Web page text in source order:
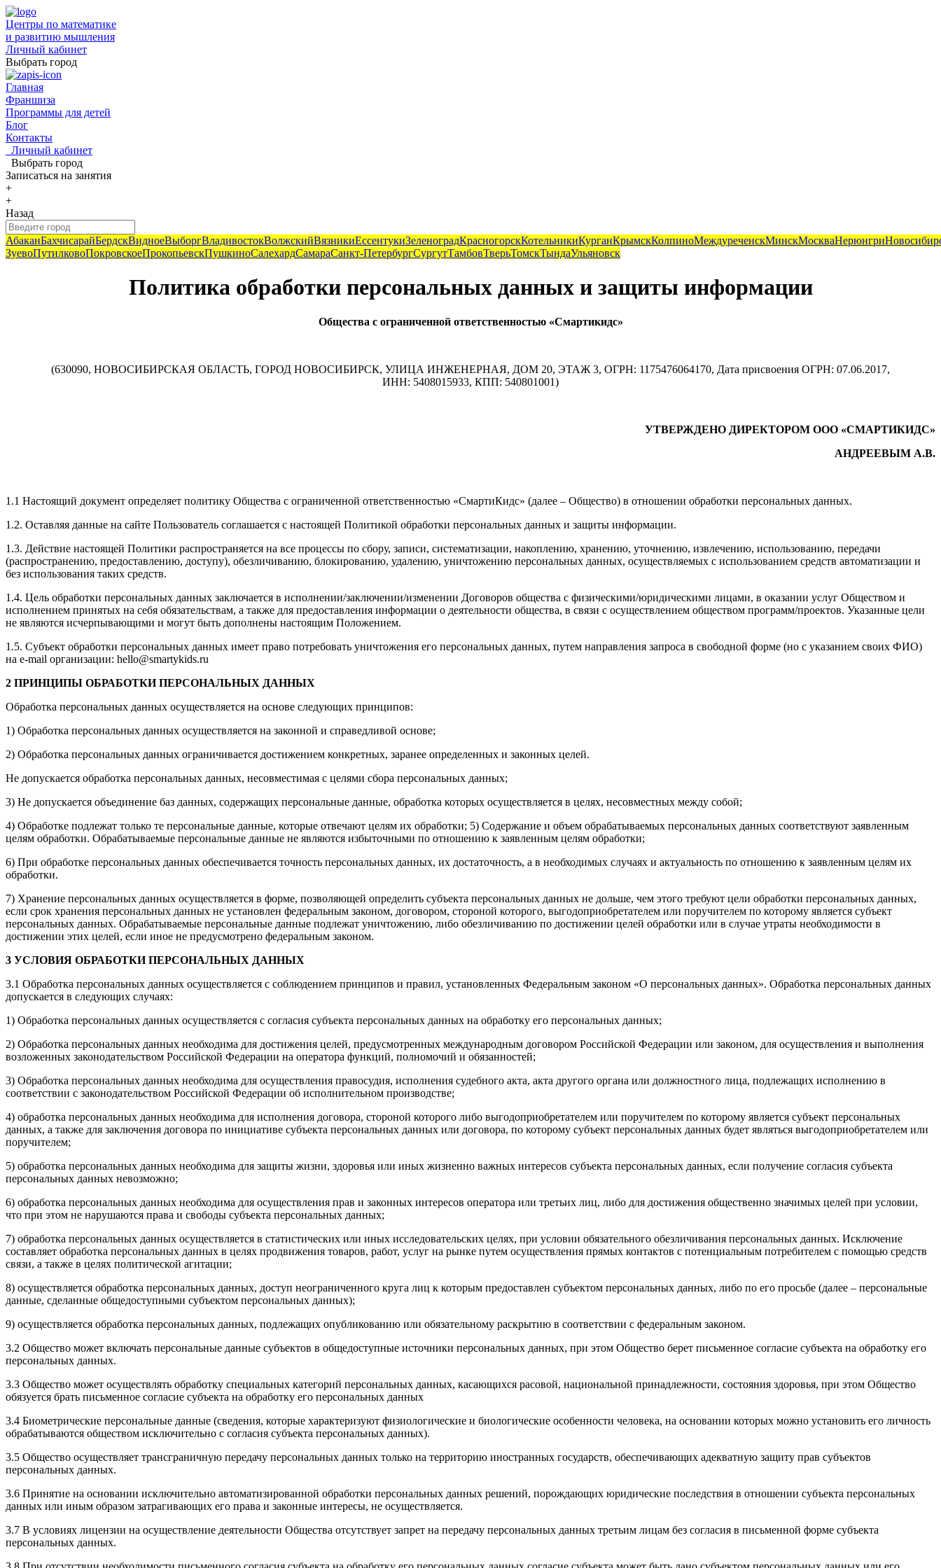
Центры по математике
и развитию мышления
Личный кабинет
Выбрать город
Главная
Франшиза
Программы для детей
Блог
Контакты
Личный кабинет
Выбрать город
Записаться на занятия
+
+
Назад
АбаканБахчисарайБердскВидноеВыборгВладивостокВолжскийВязникиЕссентукиЗеленоградКрасногорскКотельникиКурганКрымскКолпиноМеждуреченскМинскМоскваНерюнгри
ЗуевоПутилковоПокровскоеПрокопьевскПушкиноСалехардСамараСанкт-ПетербургСургутТамбовТверьТомскТындаУльяновск
Политика обработки персональных данных и защиты информации
Общества с ограниченной ответственностью «Смартикидс»
(630090, НОВОСИБИРСКАЯ ОБЛАСТЬ, ГОРОД НОВОСИБИРСК, УЛИЦА ИНЖЕНЕРНАЯ, ДОМ 20, ЭТАЖ 3, ОГРН: 1175476064170, Дата присвоения ОГРН: 07.06.2017,
ИНН: 5408015933, КПП: 540801001)
УТВЕРЖДЕНО ДИРЕКТОРОМ ООО «СМАРТИКИДС»
АНДРЕЕВЫМ А.В.
1.1 Настоящий документ определяет политику Общества с ограниченной ответственностью «СмартиКидс» (далее – Общество) в отношении обработки персональных данных.
1.2. Оставляя данные на сайте Пользователь соглашается с настоящей Политикой обработки персональных данных и защиты информации.
1.3. Действие настоящей Политики распространяется на все процессы по сбору, записи, систематизации, накоплению, хранению, уточнению, извлечению, использованию, передачи
(распространению, предоставлению, доступу), обезличиванию, блокированию, удалению, уничтожению персональных данных, осуществляемых с использованием средств автоматизации и
без использования таких средств.
1.4. Цель обработки персональных данных заключается в исполнении/заключении/изменении Договоров общества с физическими/юридическими лицами, в оказании услуг Обществом и
исполнением принятых на себя обязательствам, а также для предоставления информации о деятельности общества, в связи с осуществлением обществом программ/проектов. Указанные цели
не являются исчерпывающими и могут быть дополнены настоящим Положением.
1.5. Субъект обработки персональных данных имеет право потребовать уничтожения его персональных данных, путем направления запроса в свободной форме (но с указанием своих ФИО)
на e-mail организации: hello@smartykids.ru
2 ПРИНЦИПЫ ОБРАБОТКИ ПЕРСОНАЛЬНЫХ ДАННЫХ
Обработка персональных данных осуществляется на основе следующих принципов:
1) Обработка персональных данных осуществляется на законной и справедливой основе;
2) Обработка персональных данных ограничивается достижением конкретных, заранее определенных и законных целей.
Не допускается обработка персональных данных, несовместимая с целями сбора персональных данных;
3) Не допускается объединение баз данных, содержащих персональные данные, обработка которых осуществляется в целях, несовместных между собой;
4) Обработке подлежат только те персональные данные, которые отвечают целям их обработки; 5) Содержание и объем обрабатываемых персональных данных соответствуют заявленным
целям обработки. Обрабатываемые персональные данные не являются избыточными по отношению к заявленным целям обработки;
6) При обработке персональных данных обеспечивается точность персональных данных, их достаточность, а в необходимых случаях и актуальность по отношению к заявленным целям их
обработки.
7) Хранение персональных данных осуществляется в форме, позволяющей определить субъекта персональных данных не дольше, чем этого требуют цели обработки персональных данных,
если срок хранения персональных данных не установлен федеральным законом, договором, стороной которого, выгодоприобретателем или поручителем по которому является субъект
персональных данных. Обрабатываемые персональные данные подлежат уничтожению, либо обезличиванию по достижении целей обработки или в случае утраты необходимости в
достижении этих целей, если иное не предусмотрено федеральным законом.
3 УСЛОВИЯ ОБРАБОТКИ ПЕРСОНАЛЬНЫХ ДАННЫХ
3.1 Обработка персональных данных осуществляется с соблюдением принципов и правил, установленных Федеральным законом «О персональных данных». Обработка персональных данных
допускается в следующих случаях:
1) Обработка персональных данных осуществляется с согласия субъекта персональных данных на обработку его персональных данных;
2) Обработка персональных данных необходима для достижения целей, предусмотренных международным договором Российской Федерации или законом, для осуществления и выполнения
возложенных законодательством Российской Федерации на оператора функций, полномочий и обязанностей;
3) Обработка персональных данных необходима для осуществления правосудия, исполнения судебного акта, акта другого органа или должностного лица, подлежащих исполнению в
соответствии с законодательством Российской Федерации об исполнительном производстве;
4) обработка персональных данных необходима для исполнения договора, стороной которого либо выгодоприобретателем или поручителем по которому является субъект персональных
данных, а также для заключения договора по инициативе субъекта персональных данных или договора, по которому субъект персональных данных будет являться выгодоприобретателем или
поручителем;
5) обработка персональных данных необходима для защиты жизни, здоровья или иных жизненно важных интересов субъекта персональных данных, если получение согласия субъекта
персональных данных невозможно;
6) обработка персональных данных необходима для осуществления прав и законных интересов оператора или третьих лиц, либо для достижения общественно значимых целей при условии,
что при этом не нарушаются права и свободы субъекта персональных данных;
7) обработка персональных данных осуществляется в статистических или иных исследовательских целях, при условии обязательного обезличивания персональных данных. Исключение
составляет обработка персональных данных в целях продвижения товаров, работ, услуг на рынке путем осуществления прямых контактов с потенциальным потребителем с помощью средств
связи, а также в целях политической агитации;
8) осуществляется обработка персональных данных, доступ неограниченного круга лиц к которым предоставлен субъектом персональных данных, либо по его просьбе (далее – персональные
данные, сделанные общедоступными субъектом персональных данных);
9) осуществляется обработка персональных данных, подлежащих опубликованию или обязательному раскрытию в соответствии с федеральным законом.
3.2 Общество может включать персональные данные субъектов в общедоступные источники персональных данных, при этом Общество берет письменное согласие субъекта на обработку его
персональных данных.
3.3 Общество может осуществлять обработку специальных категорий персональных данных, касающихся расовой, национальной принадлежности, состояния здоровья, при этом Общество
обязуется брать письменное согласие субъекта на обработку его персональных данных
3.4 Биометрические персональные данные (сведения, которые характеризуют физиологические и биологические особенности человека, на основании которых можно установить его личность
обрабатываются обществом исключительно с согласия субъекта персональных данных).
3.5 Общество осуществляет трансграничную передачу персональных данных только на территорию иностранных государств, обеспечивающих адекватную защиту прав субъектов
персональных данных.
3.6 Принятие на основании исключительно автоматизированной обработки персональных данных решений, порождающих юридические последствия в отношении субъекта персональных
данных или иным образом затрагивающих его права и законные интересы, не осуществляется.
3.7 В условиях лицензии на осуществление деятельности Общества отсутствует запрет на передачу персональных данных третьим лицам без согласия в письменной форме субъекта
персональных данных.